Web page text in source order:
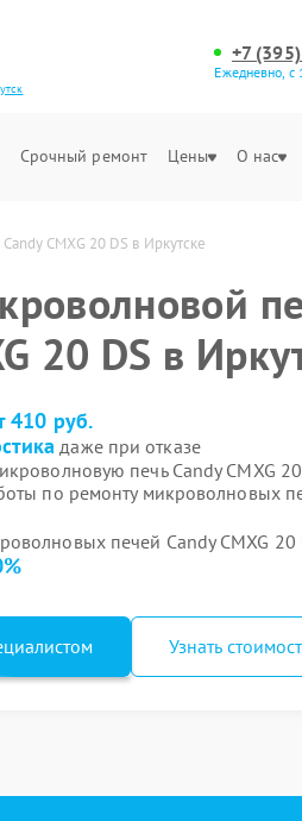
+7
Ежедневно,
Срочный ремонт Цены О нас
CMXG 20 DS в Иркутске
20 DS в
410 руб.
даже при отказе
печь Candy CMXG
по ремонту микроволновых
печей Candy CMXG 20
Узнать